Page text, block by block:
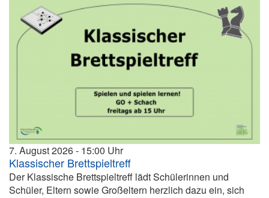
7. August 2026 15:00
Klassischer Brettspieltreff
Der Klassische Brettspieltreff lädt Schülerinnen und
Schüler, Eltern sowie Großeltern herzlich dazu ein, sich